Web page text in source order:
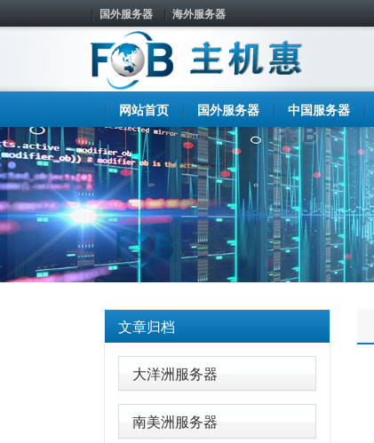
国外服务器 海外服务器
网站首页 国外服务器 中国服务器
文章归档
大洋洲服务器
南美洲服务器